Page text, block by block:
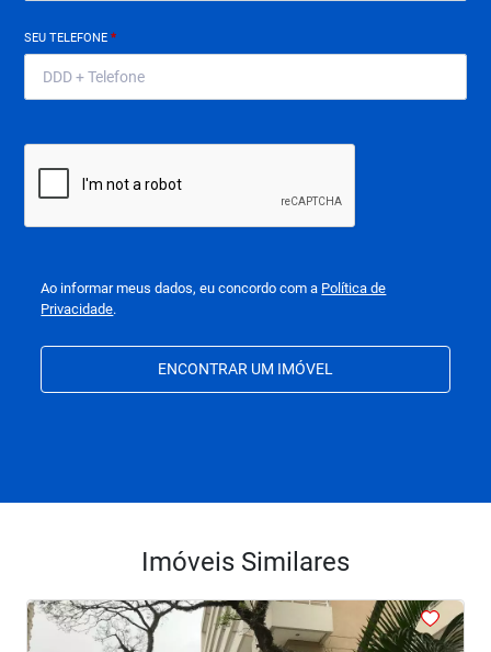
SEU TELEFONE*
Ao informar meus dados, eu concordo com a Política de
Privacidade.
ENCONTRAR UM IMÓVEL
Imóveis Similares
<<